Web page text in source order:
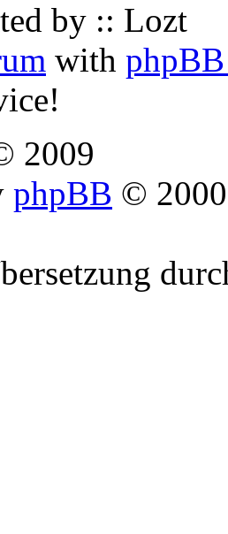
by :: Lozt
with
2009
phpBB ©